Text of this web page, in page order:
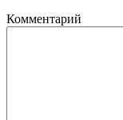
Комментарий